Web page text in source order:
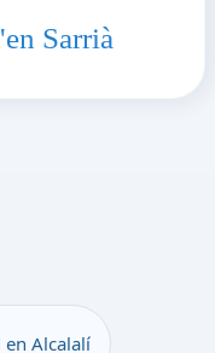
Sarrià
en Alcalalí